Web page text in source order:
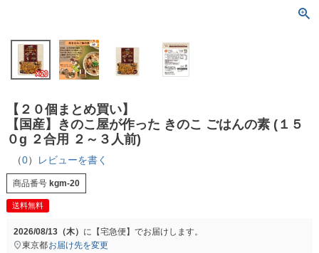
【２０個まとめ買い】
【国産】きのこ屋が作った きのこ ごはんの素 (１５
０g ２合用 ２～３人前)
（0） レビューを書く
商品番号 kgm-20
送料無料
2026/08/13（木） に 【宅急便】 でお届けします。
東京都お届け先を変更